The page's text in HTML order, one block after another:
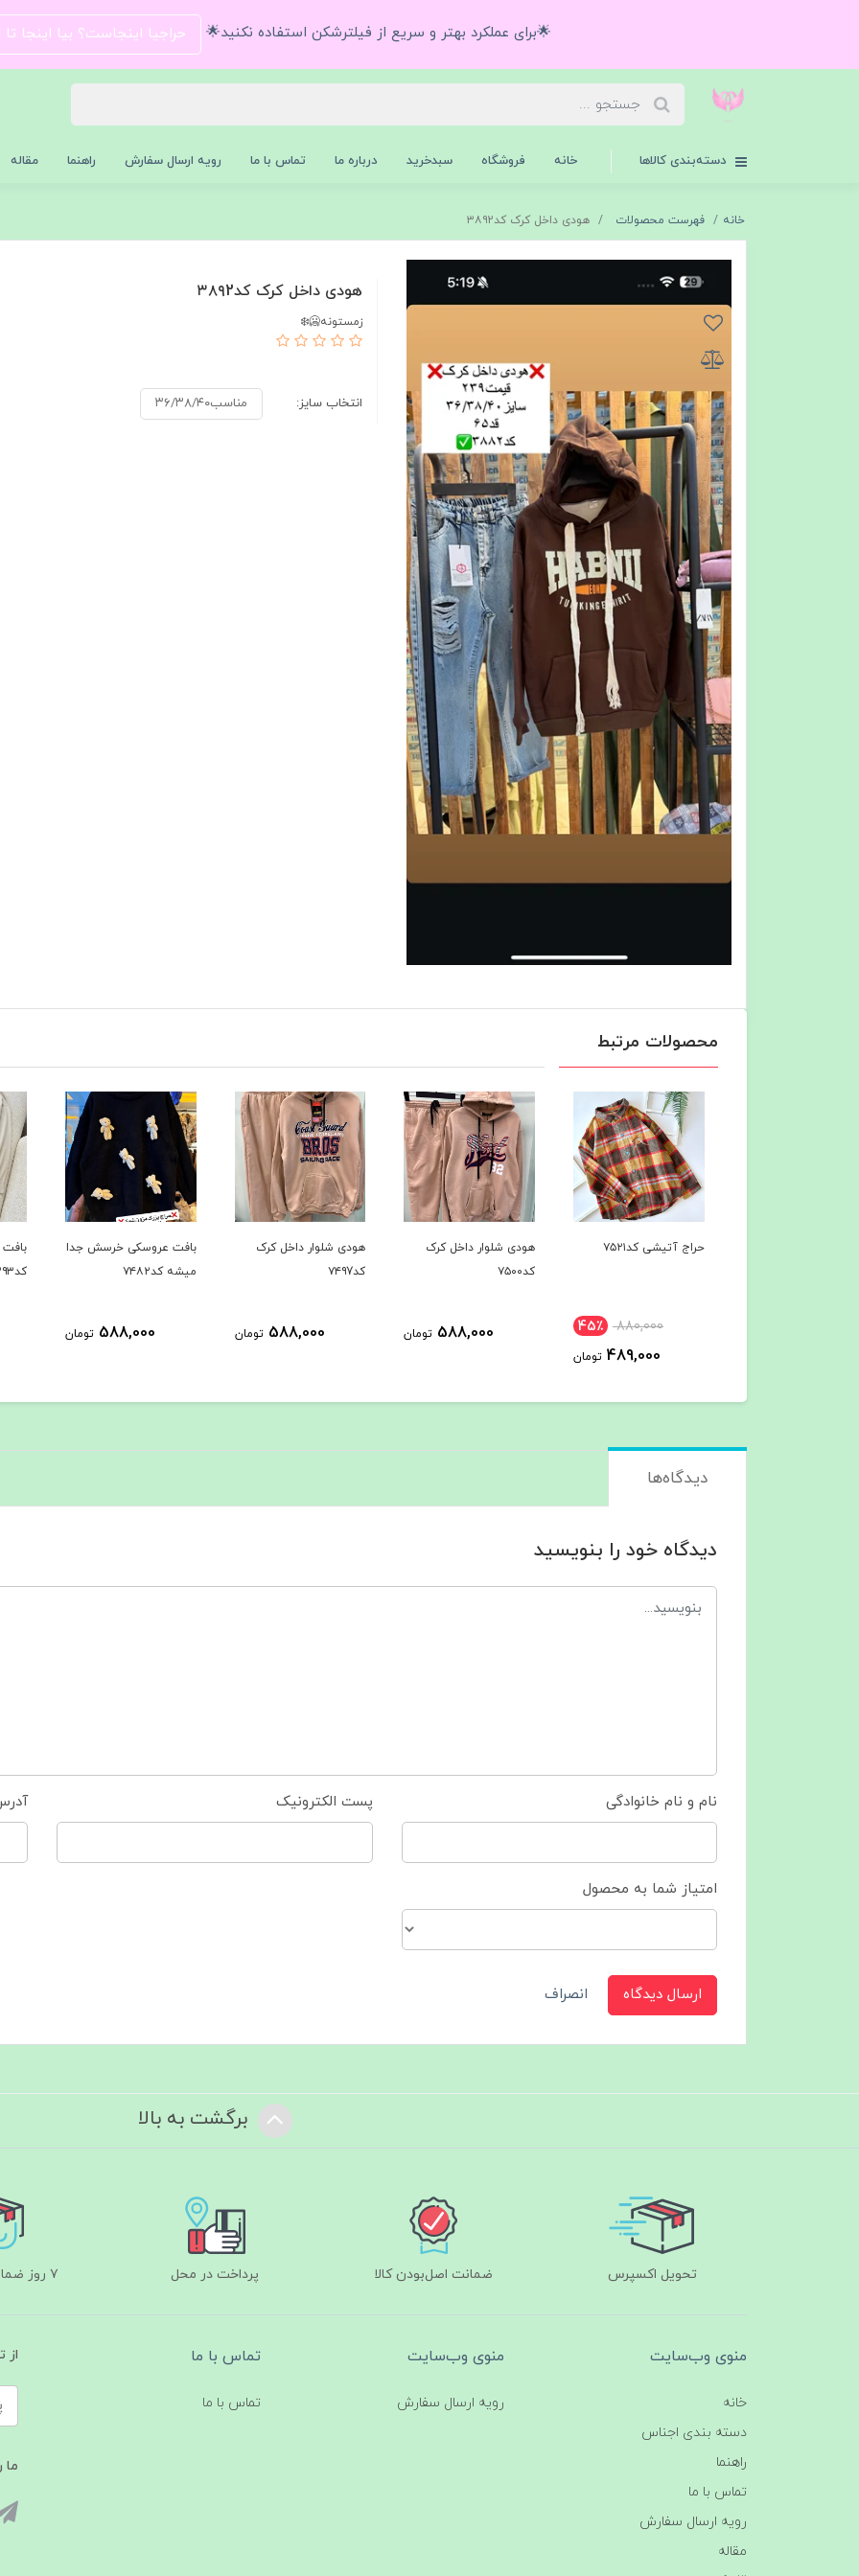
🌟برای عملکرد بهتر و سریع از فیلترشکن استفاده نکنید🌟 حراجیا اینجاست؟ بیا اینجا
دسته‌بندی کالاها خانه فروشگاه سبدخرید درباره ما تماس با ما رویه ارسال سفارش راهنما مقاله
خانه فهرست محصولات هودی داخل کرک کد۳۸۹2
هودی داخل کرک کد۳۸۹2
زمستونه🥶❄️
انتخاب سایز: مناسب۳۶/۳۸/۴۰
محصولات مرتبط
هودی شلوار داخل کرک
588,000 تومان
هودی شلوار داخل کرک
کد۷۴۹7
588,000 تومان
بافت عروسکی خرسش جدا
میشه کد۷۴۸۲
588,000 تومان
بافت دوتیکه پر فروش
کد۷۳۹۳
1,289,000 تومان
حراجی
دیدگاه‌ها
دیدگاه خود را بنویسید
نام و نام خانوادگی پست الکترونیک
امتیاز شما به محصول
ارسال دیدگاه انصراف
برگشت به بالا
تحویل اکسپرس ضمانت اصل‌بودن کالا پرداخت در محل ۷ روز ضمانت بازگشت
منوی وب‌سایت
خانه
دسته بندی اجناس
راهنما
تماس با ما
رویه ارسال سفارش
مقاله
منوی وب‌سایت
رویه ارسال سفارش
تماس با ما
تماس با ما
از
ما